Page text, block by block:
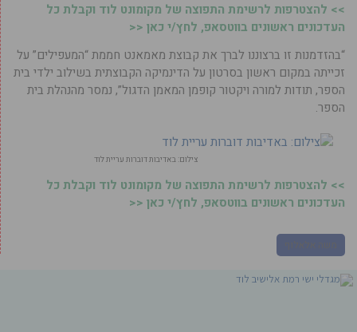
>> להצטרפות לרשימת התפוצה של מקומונט לוד וקבלת כל
העדכונים ראשונים בווטסאפ, לחץ/י כאן <<
“בהזדמנות זו ברצוננו לברך את קבוצת מאמאנט חממת “המעפילים” על
זכייתה במקום ראשון בסרטון על הדינמיקה הקבוצתית בשילוב ילדי בית
הספר, תודות למורה ויקטור קופמן המאמן הדגול”, נמסר מהנהלת בית
הספר.
צילום: באדיבות דוברות עריית לוד
>> להצטרפות לרשימת התפוצה של מקומונט לוד וקבלת כל
העדכונים ראשונים בווטסאפ, לחץ/י כאן <<